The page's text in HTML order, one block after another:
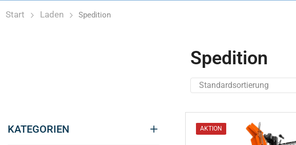
Start Laden Spedition
KATEGORIEN
Spedition
AKTION